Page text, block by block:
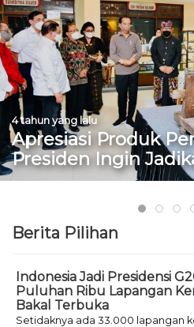
4 tahun yang lalu
Apresiasi Produk
Presiden Ingin
Berita Pilihan
Indonesia Jadi Presidensi
Puluhan Ribu Lapangan
Bakal Terbuka
Setidaknya ada 33.000 lapangan